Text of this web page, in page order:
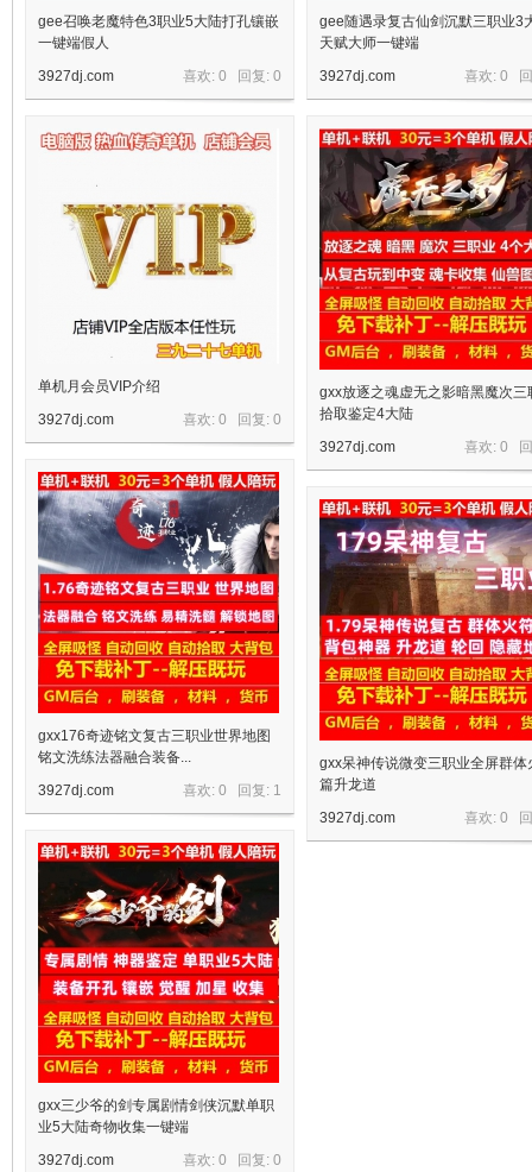
gee召唤老魔特色3职业5大陆打孔镶嵌
一键端假人
喜欢: 0 回复: 0
3927dj.com
gee随遇录复古仙剑沉默三职业3
天赋大师一键端
喜欢: 0
3927dj.com
单机月会员VIP介绍
喜欢: 0 回复: 0
3927dj.com
gxx放逐之魂虚无之影暗黑魔次三
拾取鉴定4大陆
喜欢: 0
3927dj.com
gxx176奇迹铭文复古三职业世界地图
铭文洗练法器融合装备...
喜欢: 0 回复: 1
3927dj.com
gxx呆神传说微变三职业全屏群体
篇升龙道
喜欢: 0
3927dj.com
gxx三少爷的剑专属剧情剑侠沉默单职
业5大陆奇物收集一键端
喜欢: 0 回复: 0
3927dj.com